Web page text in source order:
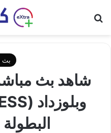
بث
شاهد بث